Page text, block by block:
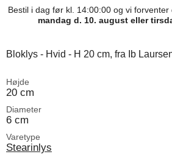
Bestil i dag før kl. 14:00:00 og vi
mandag d. 10. august eller
Bloklys - Hvid - H 20 cm, fra Ib
Højde
20 cm
Diameter
6 cm
Varetype
Stearinlys